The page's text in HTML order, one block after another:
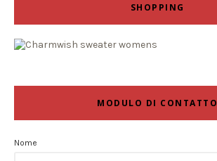
SHOPPING
MODULO DI CONTATTO
Nome